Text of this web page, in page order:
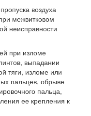
воздуха
межвитковом
неисправности
при изломе
выпадании
тяги, изломе или
пальцев, обрыве
пальца,
ее крепления к